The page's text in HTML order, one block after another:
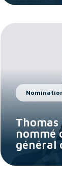
Thomas
nommé
général